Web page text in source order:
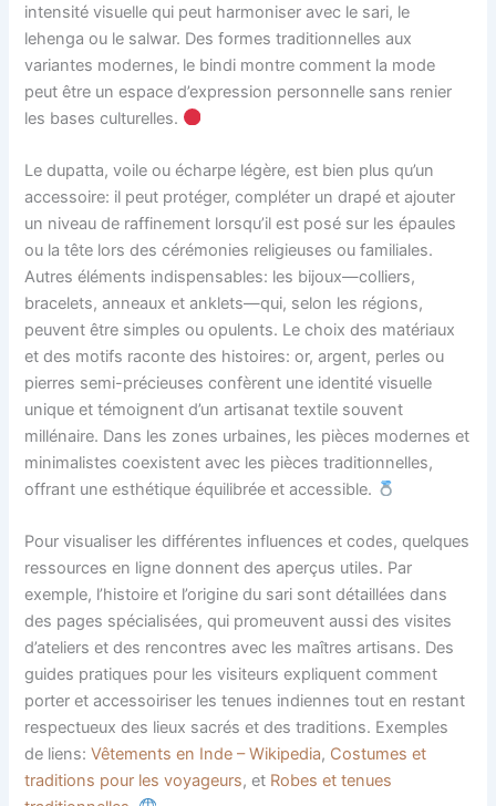
intensité visuelle qui peut harmoniser avec le sari, le
lehenga ou le salwar. Des formes traditionnelles aux
variantes modernes, le bindi montre comment la mode
peut être un espace d’expression personnelle sans renier
les bases culturelles.
Le dupatta, voile ou écharpe légère, est bien plus qu’un
accessoire: il peut protéger, compléter un drapé et ajouter
un niveau de raffinement lorsqu’il est posé sur les épaules
ou la tête lors des cérémonies religieuses ou familiales.
Autres éléments indispensables: les bijoux—colliers,
bracelets, anneaux et anklets—qui, selon les régions,
peuvent être simples ou opulents. Le choix des matériaux
et des motifs raconte des histoires: or, argent, perles ou
pierres semi-précieuses confèrent une identité visuelle
unique et témoignent d’un artisanat textile souvent
millénaire. Dans les zones urbaines, les pièces modernes et
minimalistes coexistent avec les pièces traditionnelles,
offrant une esthétique équilibrée et accessible.
Pour visualiser les différentes influences et codes, quelques
ressources en ligne donnent des aperçus utiles. Par
exemple, l’histoire et l’origine du sari sont détaillées dans
des pages spécialisées, qui promeuvent aussi des visites
d’ateliers et des rencontres avec les maîtres artisans. Des
guides pratiques pour les visiteurs expliquent comment
porter et accessoiriser les tenues indiennes tout en restant
respectueux des lieux sacrés et des traditions. Exemples
de liens:Vêtements en Inde – Wikipedia, Costumes et
traditions pour les voyageurs, et Robes et tenues